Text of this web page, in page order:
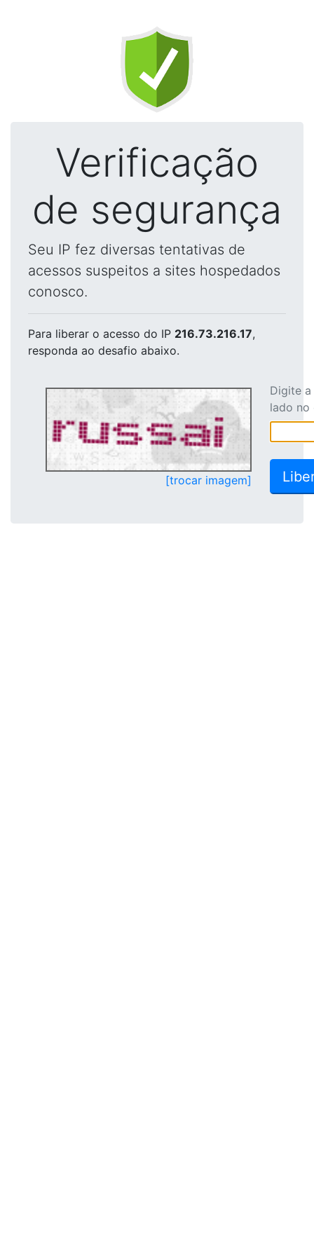
Verificação
de segurança
Seu IP fez diversas tentativas de
acessos suspeitos a sites hospedados
conosco.
Para liberar o acesso do IP 216.73.216.17,
responda ao desafio abaixo.
[trocar imagem]
Digite
lado no